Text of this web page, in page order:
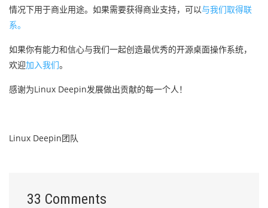
情况下用于商业用途。如果需要获得商业支持，可以与我们取得联
系。
如果你有能力和信心与我们一起创造最优秀的开源桌面操作系统，
欢迎加入我们。
感谢为Linux Deepin发展做出贡献的每一个人！
Linux Deepin团队
33 Comments